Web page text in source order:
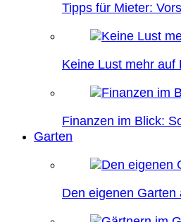
Tipps für Mieter:
Keine Lust mehr auf
Finanzen im Blick:
Garten
Den eigenen